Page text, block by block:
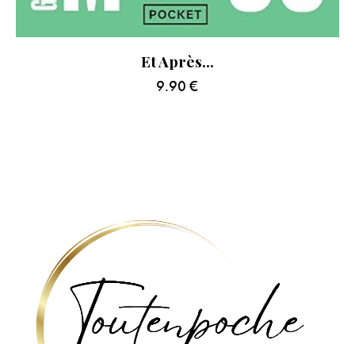
Et Après…
9.90 €